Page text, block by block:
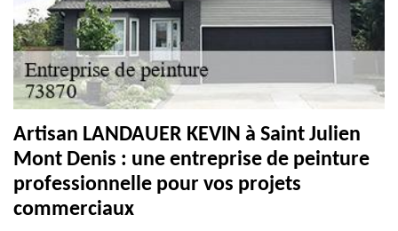
Artisan LANDAUER KEVIN à Saint Julien
Mont Denis : une entreprise de peinture
professionnelle pour vos projets
commerciaux